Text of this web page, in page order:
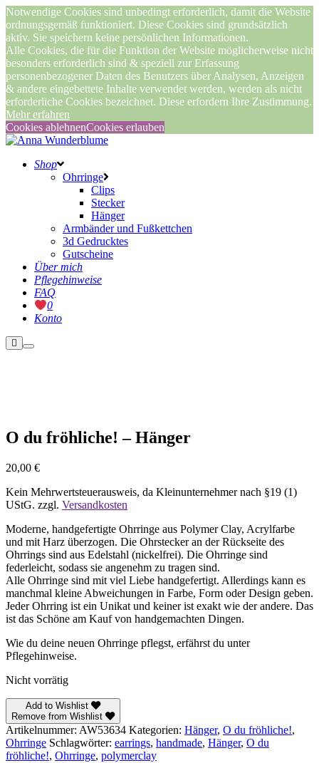
Notwendige Cookies sind unbedingt erforderlich, damit die Website
ordnungsgemäß funktioniert. Diese Cookies sind grundsätzlich
aktiv. Sie speichern keine persönlichen Informationen.
Alle Cookies, die für die Funktion der Website möglicherweise nicht
besonders erforderlich sind & speziell zur Erfassung
personenbezogener Daten des Benutzers über Analysen, Anzeigen
& andere eingebettete Inhalte verwendet werden, werden als nicht
erforderliche Cookies bezeichnet. Diese erfordern Ihre Zustimmung.
Mehr erfahren
Cookies ablehnenCookies erlauben
Shop
Ohrringe
Clips
Stecker
Hänger
Armbänder und Fußkettchen
3d Gedrucktes
Gutscheine
Über mich
Pflegehinweise
FAQ
0
Konto
Weitere
Informationen
Hauptmenü
O du fröhliche! – Hänger
20,00 €
Kein Mehrwertsteuerausweis, da Kleinunternehmer nach §19 (1)
UStG. zzgl. Versandkosten
Moderne, handgefertigte Ohrringe aus Polymer Clay, Acrylfarbe
und mit Harz überzogen. Die Ohrstecker an der Rückseite des
Ohrrings sind aus Edelstahl (nickelfrei). Die Ohrringe sind
federleicht, sodass sie angenehm zu tragen sind.
Alle Ohrringe sind mit viel Liebe handgefertigt. Allerdings kann es
manchmal kleine Abweichungen in Farbe, Form oder Design geben.
Jeder Ohrring ist ein Unikat und keiner ist exakt wie der andere. Das
ist das Schöne am Kauf von handgemachten Dingen.
Wie du deine neuen Ohrringe pflegst, erfährst du unter
Pflegehinweise.
Nicht vorrätig
Add to Wishlist
Remove from Wishlist
Artikelnummer: AW53634 Kategorien: Hänger, O du fröhliche!,
Ohrringe Schlagwörter: earrings, handmade, Hänger, O du
fröhliche!, Ohrringe, polymerclay